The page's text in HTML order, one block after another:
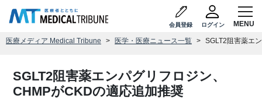
会員登録 ログイン
医療メディア Medical Tribune 医学・医療ニュース一覧 SGLT2阻害薬エ
SGLT2阻害薬エンパグリフロジン、
CHMPがCKDの適応追加推奨